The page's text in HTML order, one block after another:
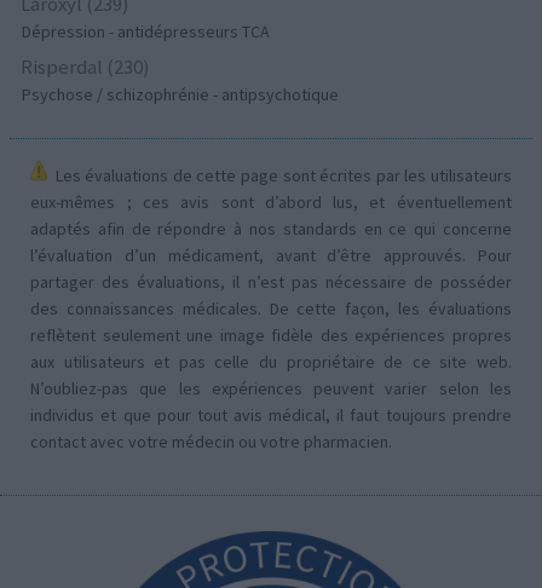
Dépression - antidépresseurs TCA
Risperdal (230)
Psychose / schizophrénie - antipsychotique
Les évaluations de cette page sont écrites par les utilisateurs
eux-mêmes ; ces avis sont d’abord lus, et éventuellement
adaptés afin de répondre à nos standards en ce qui concerne
l’évaluation d’un médicament, avant d’être approuvés. Pour
partager des évaluations, il n’est pas nécessaire de posséder
des connaissances médicales. De cette façon, les évaluations
reflètent seulement une image fidèle des expériences propres
aux utilisateurs et pas celle du propriétaire de ce site web.
N’oubliez-pas que les expériences peuvent varier selon les
individus et que pour tout avis médical, il faut toujours prendre
contact avec votre médecin ou votre pharmacien.